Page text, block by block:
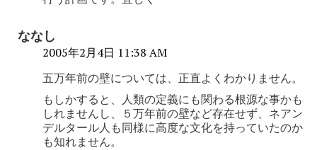
ななし
2005年2月4日 11:38 AM
五万年前の壁については、正直よくわかりません。
もしかすると、人類の定義にも関わる根源な事かも
しれませんし、５万年前の壁など存在せず、ネアン
デルタール人も同様に高度な文化を持っていたのか
も知れません。